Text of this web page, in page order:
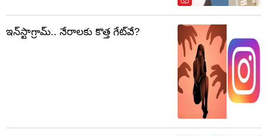
ఇన్‌స్టాగ్రామ్‌.. నేరాలకు కొత్త గేట్‌వే?